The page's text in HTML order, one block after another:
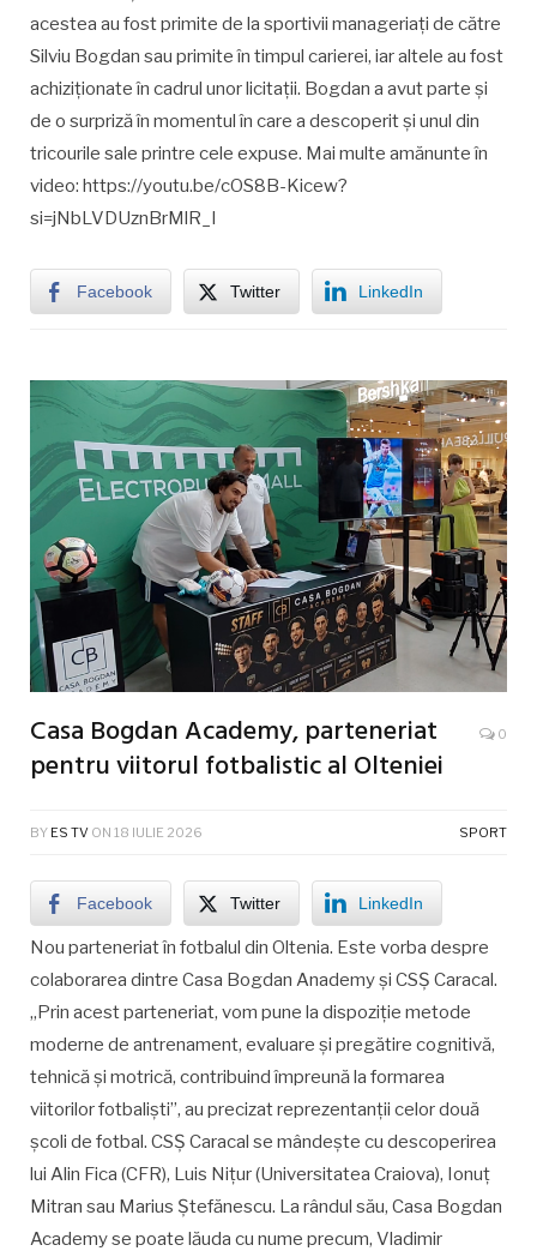
acestea au fost primite de la sportivii manageriați de către
Silviu Bogdan sau primite în timpul carierei, iar altele au fost
achiziționate în cadrul unor licitații. Bogdan a avut parte și
de o surpriză în momentul în care a descoperit și unul din
tricourile sale printre cele expuse. Mai multe amănunte în
video: https://youtu.be/cOS8B-Kicew?
si=jNbLVDUznBrMlR_I
Facebook Twitter LinkedIn
Casa Bogdan Academy, parteneriat
pentru viitorul fotbalistic al Olteniei
0
BY ES TV ON 18 IULIE 2026 SPORT
Facebook Twitter LinkedIn
Nou parteneriat în fotbalul din Oltenia. Este vorba despre
colaborarea dintre Casa Bogdan Anademy și CSȘ Caracal.
„Prin acest parteneriat, vom pune la dispoziție metode
moderne de antrenament, evaluare și pregătire cognitivă,
tehnică și motrică, contribuind împreună la formarea
viitorilor fotbaliști”, au precizat reprezentanții celor două
școli de fotbal. CSȘ Caracal se mândește cu descoperirea
lui Alin Fica (CFR), Luis Nițur (Universitatea Craiova), Ionuț
Mitran sau Marius Ștefănescu. La rândul său, Casa Bogdan
Academy se poate lăuda cu nume precum, Vladimir